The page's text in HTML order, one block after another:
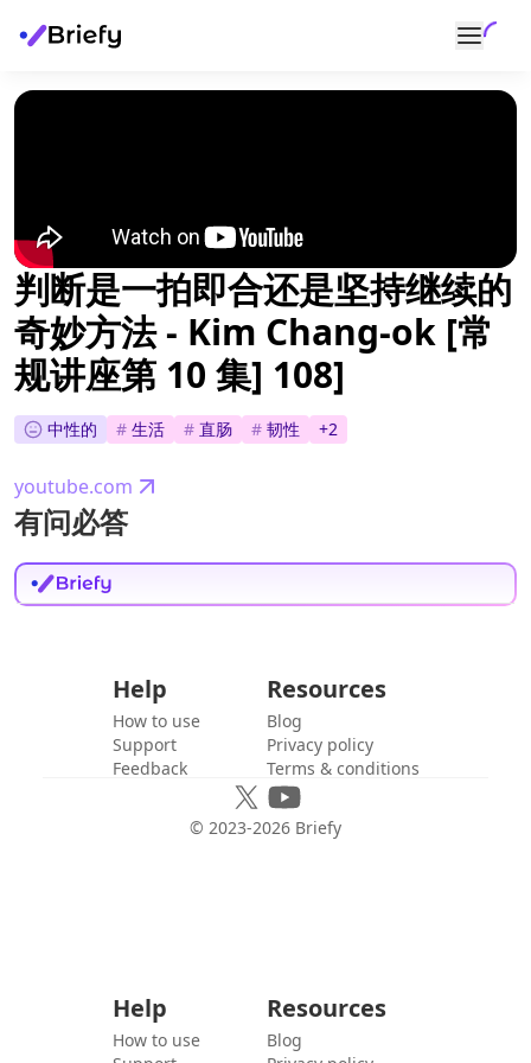
判断是一拍即合还是坚持继续的
奇妙方法 - Kim Chang-ok [常
规讲座第 10 集] 108]
中性的 # 生活 # 直肠 # 韧性 +2
youtube.com
有问必答
Help
How to use
Support
Feedback
Resources
Blog
Privacy policy
Terms & conditions
© 2023-2026 Briefy
Help
How to use
Resources
Blog